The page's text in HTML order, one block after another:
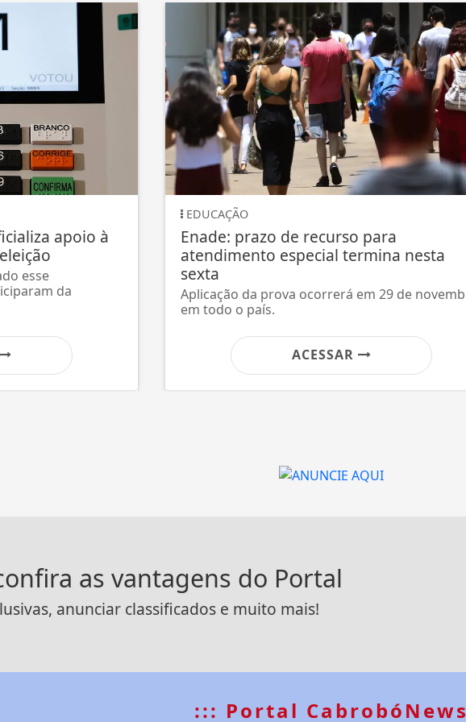
apoio à
esse
da
EDUCAÇÃO
Enade: prazo de recurso para
atendimento especial termina nesta
sexta
Aplicação da prova ocorrerá em 29 de novembro
em todo o país.
ACESSAR
as vantagens do Portal
anunciar classificados e muito mais!
::: Portal CabrobóNews